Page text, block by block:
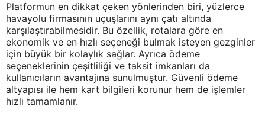
Platformun en dikkat çeken yönlerinden biri, yüzlerce
havayolu firmasının uçuşlarını aynı çatı altında
karşılaştırabilmesidir. Bu özellik, rotalara göre en
ekonomik ve en hızlı seçeneği bulmak isteyen gezginler
için büyük bir kolaylık sağlar. Ayrıca ödeme
seçeneklerinin çeşitliliği ve taksit imkanları da
kullanıcıların avantajına sunulmuştur. Güvenli ödeme
altyapısı ile hem kart bilgileri korunur hem de işlemler
hızlı tamamlanır.